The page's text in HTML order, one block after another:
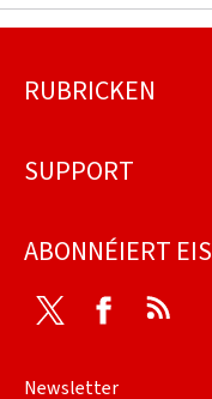
Fousszeil
RUBRICKEN
SUPPORT
ABONNÉIERT EIS
Twitter Facebook
Newsletter